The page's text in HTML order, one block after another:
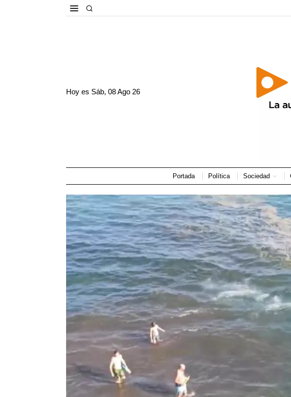
Hoy es Sáb, 08 Ago 26
Portada Política Sociedad